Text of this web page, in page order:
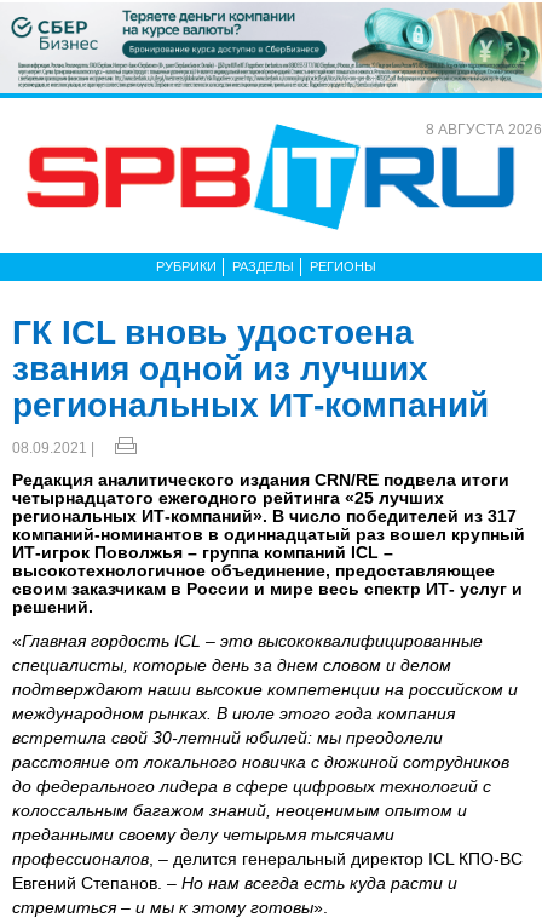
8 АВГУСТА 2026
РУБРИКИ РАЗДЕЛЫ РЕГИОНЫ
ГК ICL вновь удостоена
звания одной из лучших
региональных ИТ-компаний
08.09.2021 |
Редакция аналитического издания CRN/RE подвела итоги
четырнадцатого ежегодного рейтинга «25 лучших
региональных ИТ-компаний». В число победителей из 317
компаний-номинантов в одиннадцатый раз вошел крупный
ИТ-игрок Поволжья – группа компаний ICL –
высокотехнологичное объединение, предоставляющее
своим заказчикам в России и мире весь спектр ИТ- услуг и
решений.
«Главная гордость ICL – это высококвалифицированные
специалисты, которые день за днем словом и делом
подтверждают наши высокие компетенции на российском и
международном рынках. В июле этого года компания
встретила свой 30-летний юбилей: мы преодолели
расстояние от локального новичка с дюжиной сотрудников
до федерального лидера в сфере цифровых технологий с
колоссальным багажом знаний, неоценимым опытом и
преданными своему делу четырьмя тысячами
профессионалов , – делится генеральный директор ICL КПО-ВС
Евгений Степанов. – Но нам всегда есть куда расти и
стремиться – и мы к этому готовы».